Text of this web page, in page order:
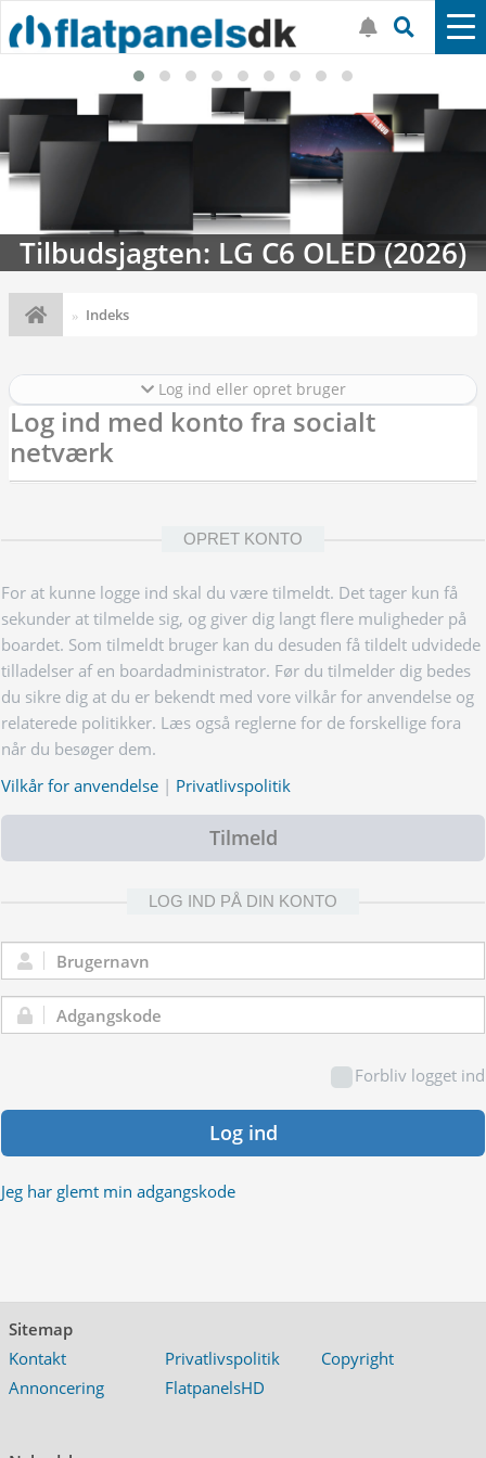
Tilbudsjagten: LG C6 OLED (2026)
Indeks
Log ind eller opret bruger
Log ind med konto fra socialt
netværk
OPRET KONTO
For at kunne logge ind skal du være tilmeldt. Det tager kun få
sekunder at tilmelde sig, og giver dig langt flere muligheder på
boardet. Som tilmeldt bruger kan du desuden få tildelt udvidede
tilladelser af en boardadministrator. Før du tilmelder dig bedes
du sikre dig at du er bekendt med vore vilkår for anvendelse og
relaterede politikker. Læs også reglerne for de forskellige fora
når du besøger dem.
Vilkår for anvendelse | Privatlivspolitik
Tilmeld
LOG IND PÅ DIN KONTO
Brugernavn:
Adgangskode:
Forbliv logget ind
Log ind
Jeg har glemt min adgangskode
Sitemap
Kontakt
Privatlivspolitik
Copyright
Annoncering
FlatpanelsHD